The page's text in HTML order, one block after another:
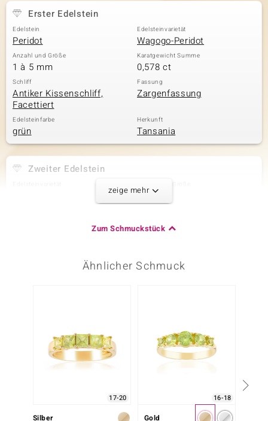
Erster Edelstein
Edelstein
Peridot
Edelsteinvarietät
Wagogo-Peridot
Anzahl und Größe
1 à 5 mm
Karatgewicht Summe
0,578 ct
Schliff
Antiker Kissenschliff,
Facettiert
Fassung
Zargenfassung
Edelsteinfarbe
grün
Herkunft
Tansania
Zweiter Edelstein
2 à 4 mm
Antiker Kissenschliff
Antiker Kissenschliff
Zargenfassung
Herkunft
zeige mehr
Zum Schmuckstück
Ähnlicher Schmuck
17-20
Silber
16-18
Gold